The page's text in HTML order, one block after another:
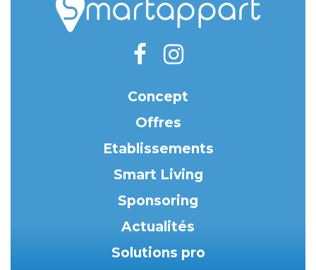
Concept
Offres
Etablissements
Smart Living
Sponsoring
Actualités
Solutions pro